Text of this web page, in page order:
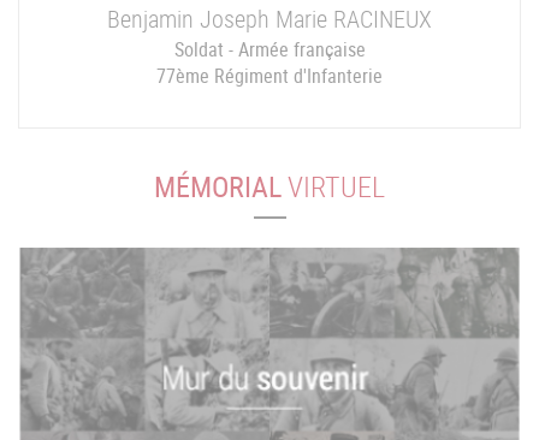
Benjamin Joseph Marie RACINEUX
Soldat - Armée française
77ème Régiment d'Infanterie
MÉMORIALVIRTUEL